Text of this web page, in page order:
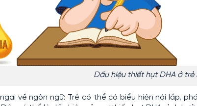
Dấu hiệu thiết hụt DHA ở trẻ
về ngôn ngữ: Trẻ có thể có biểu hiện nói lắp,